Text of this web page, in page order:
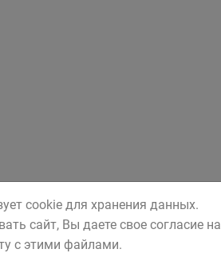
cookie для хранения данных.
сайт, Вы даете свое согласие на
с этими файлами.